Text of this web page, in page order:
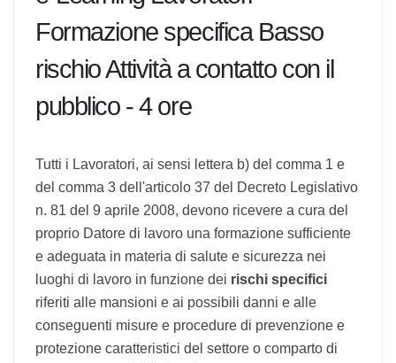
e-Learning Lavoratori -
Formazione specifica Basso
rischio Attività a contatto con il
pubblico - 4 ore
Tutti i Lavoratori, ai sensi lettera b) del comma 1
e del comma 3 dell'articolo 37 del Decreto
Legislativo n. 81 del 9 aprile 2008, devono
ricevere a cura del proprio Datore di lavoro una
formazione sufficiente e adeguata in materia di
salute e sicurezza nei luoghi di lavoro in funzione
deirischi specificiriferiti alle mansioni e ai
possibili danni e alle conseguenti misure e